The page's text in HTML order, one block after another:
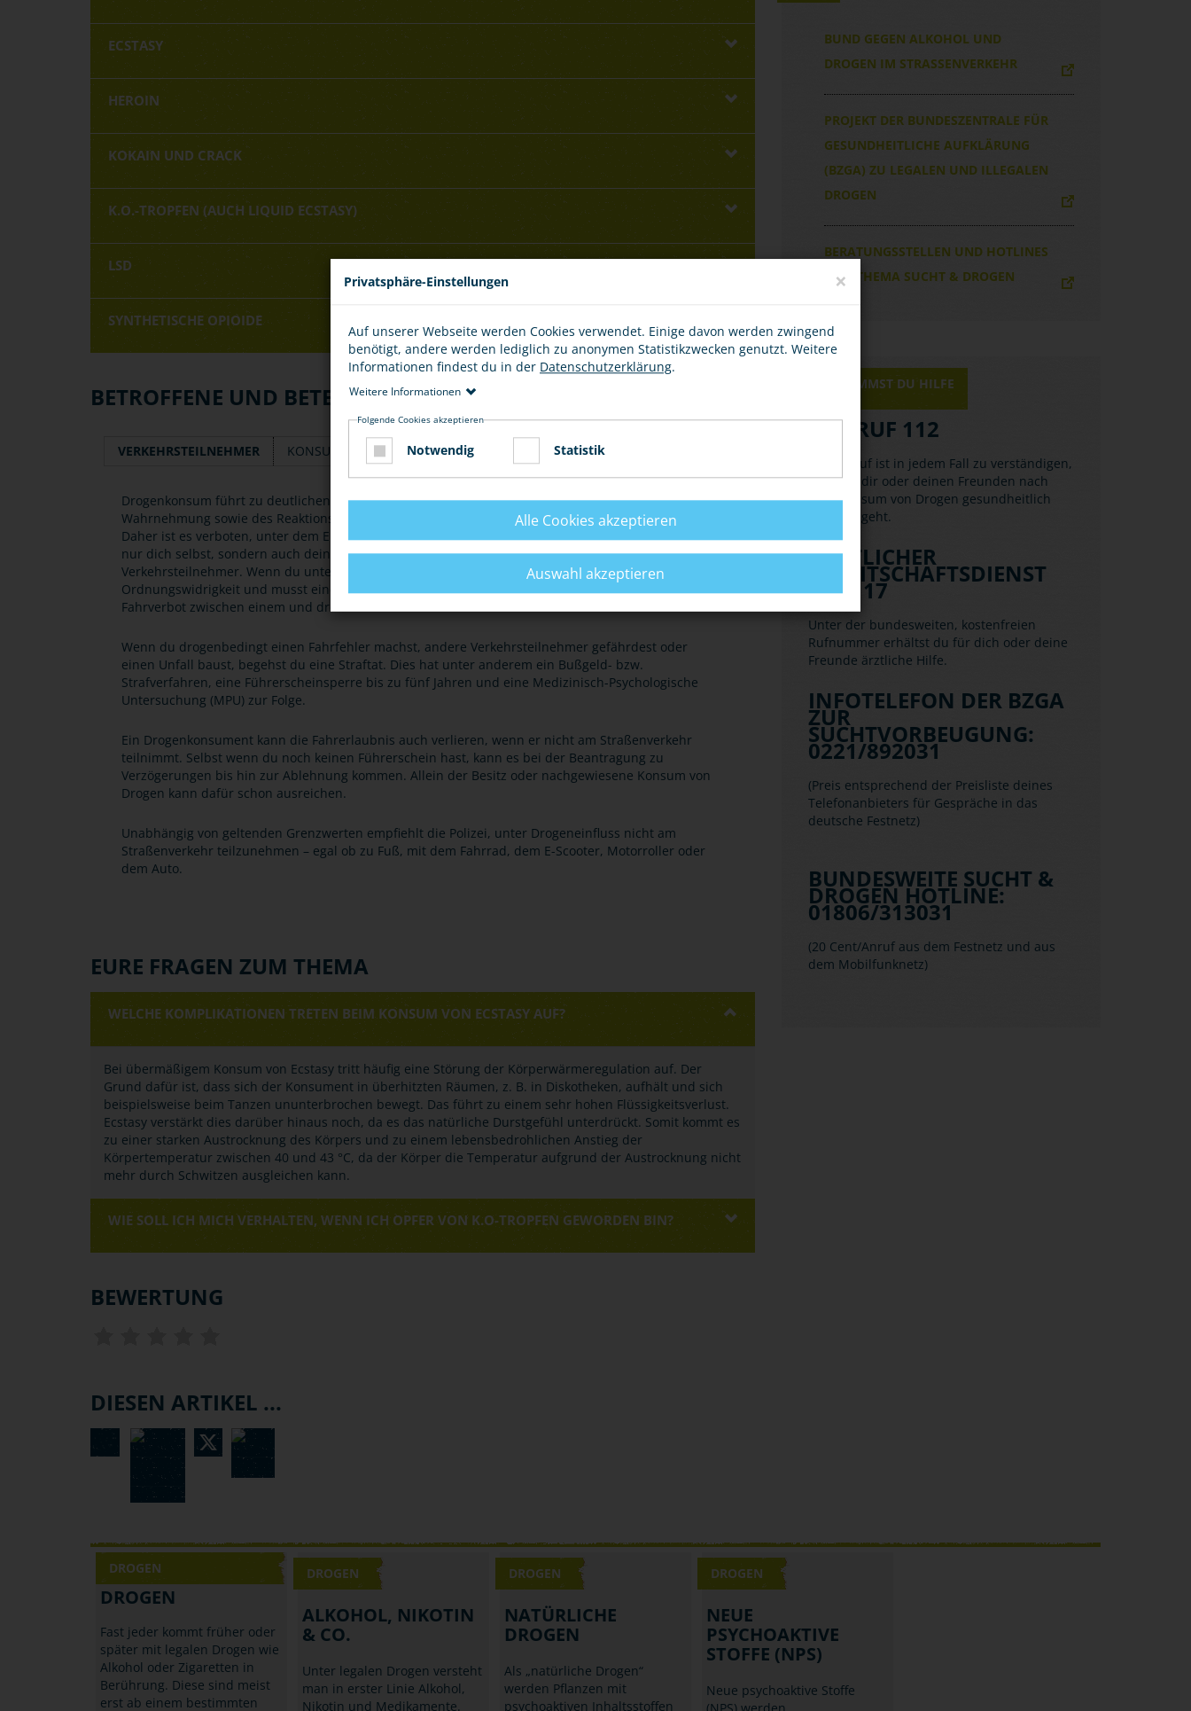
ECSTASY
HEROIN
KOKAIN UND CRACK
K.O.-TROPFEN (AUCH LIQUID ECSTASY)
LSD
SYNTHETISCHE OPIOIDE
BETROFFENE UND BETEILIGTE
VERKEHRSTEILNEHMER KONSUMENTEN FREUNDE UND FAMILIE
Drogenkonsum führt zu deutlichen Beeinträchtigungen der optischen und akustischen
Wahrnehmung sowie des Reaktions- und Konzentrationsvermögens. Das Zeitgefühl geht verloren.
Daher ist es verboten, unter dem Einfluss von Drogen ein Fahrzeug zu führen. Du gefährdest nicht
nur dich selbst, sondern auch deine Freunde, die bei dir im Auto mitfahren, und alle anderen
Verkehrsteilnehmer. Wenn du unter Drogeneinfluss am Straßenverkehr teilnimmst, begehst du eine
Ordnungswidrigkeit und musst eine Geldbuße bis zu 1.500 Euro zahlen. Außerdem erhältst du ein
Fahrverbot zwischen einem und drei Monaten.
Wenn du drogenbedingt einen Fahrfehler machst, andere Verkehrsteilnehmer gefährdest oder
einen Unfall baust, begehst du eine Straftat. Dies hat unter anderem ein Bußgeld- bzw.
Strafverfahren, eine Führerscheinsperre bis zu fünf Jahren und eine Medizinisch-Psychologische
Untersuchung (MPU) zur Folge.
Ein Drogenkonsument kann die Fahrerlaubnis auch verlieren, wenn er nicht am Straßenverkehr
teilnimmt. Selbst wenn du noch keinen Führerschein hast, kann es bei der Beantragung zu
Verzögerungen bis hin zur Ablehnung kommen. Allein der Besitz oder nachgewiesene Konsum von
Drogen kann dafür schon ausreichen.
Unabhängig von geltenden Grenzwerten empfiehlt die Polizei, unter Drogeneinfluss nicht am
Straßenverkehr teilzunehmen – egal ob zu Fuß, mit dem Fahrrad, dem E-Scooter, Motorroller oder
dem Auto.
EURE FRAGEN ZUM THEMA
WELCHE KOMPLIKATIONEN TRETEN BEIM KONSUM VON ECSTASY AUF?
Bei übermäßigem Konsum von Ecstasy tritt häufig eine Störung der Körperwärmeregulation auf. Der
Grund dafür ist, dass sich der Konsument in überhitzten Räumen, z. B. in Diskotheken, aufhält und sich
beispielsweise beim Tanzen ununterbrochen bewegt. Das führt zu einem sehr hohen Flüssigkeitsverlust.
Ecstasy verstärkt dies darüber hinaus noch, da es das natürliche Durstgefühl unterdrückt. Somit kommt es
zu einer starken Austrocknung des Körpers und zu einem lebensbedrohlichen Anstieg der
Körpertemperatur zwischen 40 und 43 °C, da der Körper die Temperatur aufgrund der Austrocknung nicht
mehr durch Schwitzen ausgleichen kann.
WIE SOLL ICH MICH VERHALTEN, WENN ICH OPFER VON K.O-TROPFEN GEWORDEN BIN?
BEWERTUNG
DIESEN ARTIKEL ...
BUND GEGEN ALKOHOL UND
DROGEN IM STRASSENVERKEHR
PROJEKT DER BUNDESZENTRALE FÜR
GESUNDHEITLICHE AUFKLÄRUNG
(BZGA) ZU LEGALEN UND ILLEGALEN
DROGEN
BERATUNGSSTELLEN UND HOTLINES
ZUM THEMA SUCHT & DROGEN
HIER BEKOMMST DU HILFE
NOTRUF 112
Der Notruf ist in jedem Fall zu verständigen,
wenn es dir oder deinen Freunden nach
dem Konsum von Drogen gesundheitlich
schlecht geht.
ÄRZTLICHER
BEREITSCHAFTSDIENST
116 117
Unter der bundesweiten, kostenfreien
Rufnummer erhältst du für dich oder deine
Freunde ärztliche Hilfe.
INFOTELEFON DER BZGA
ZUR
SUCHTVORBEUGUNG:
0221/892031
(Preis entsprechend der Preisliste deines
Telefonanbieters für Gespräche in das
deutsche Festnetz)
BUNDESWEITE SUCHT &
DROGEN HOTLINE:
01806/313031
(20 Cent/Anruf aus dem Festnetz und aus
dem Mobilfunknetz)
DROGEN
DROGEN
Fast jeder kommt früher oder
später mit legalen Drogen wie
Alkohol oder Zigaretten in
Berührung. Diese sind meist
erst ab einem bestimmten
DROGEN
ALKOHOL, NIKOTIN
& CO.
Unter legalen Drogen versteht
man in erster Linie Alkohol,
Nikotin und Medikamente.
DROGEN
NATÜRLICHE
DROGEN
Als „natürliche Drogen“
werden Pflanzen mit
psychoaktiven Inhaltsstoffen
DROGEN
NEUE
PSYCHOAKTIVE
STOFFE (NPS)
Neue psychoaktive Stoffe
(NPS) werden
Privatsphäre-Einstellungen ×
Auf unserer Webseite werden Cookies verwendet. Einige davon werden zwingend
benötigt, andere werden lediglich zu anonymen Statistikzwecken genutzt. Weitere
Informationen findest du in der Datenschutzerklärung.
Weitere Informationen
Folgende Cookies akzeptieren
Notwendig Statistik
Alle Cookies akzeptieren
Auswahl akzeptieren